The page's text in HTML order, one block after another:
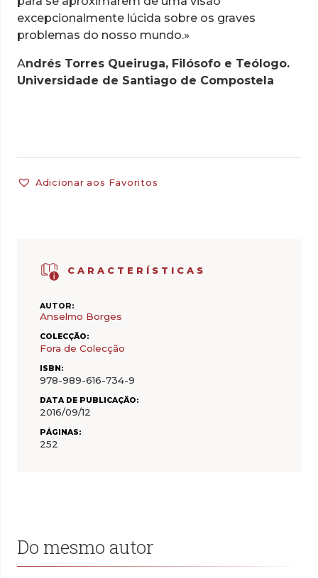
CARACTERÍSTICAS
AUTOR:
Anselmo Borges
COLECÇÃO:
Fora de Colecção
ISBN:
978-989-616-734-9
DATA DE PUBLICAÇÃO:
2016/09/12
PÁGINAS:
252
excepcionalmente lúcida sobre os graves
problemas do nosso mundo.»
Andrés Torres Queiruga, Filósofo e Teólogo.
Universidade de Santiago de Compostela
Adicionar aos Favoritos
Do mesmo autor